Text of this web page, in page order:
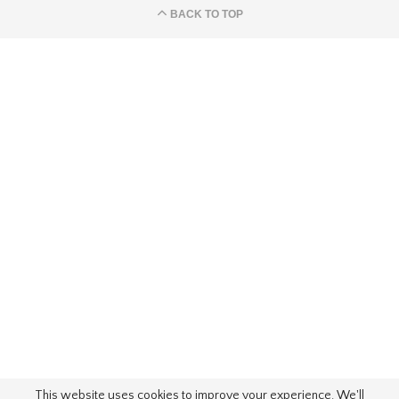
BACK TO TOP
This website uses cookies to improve your experience. We'll